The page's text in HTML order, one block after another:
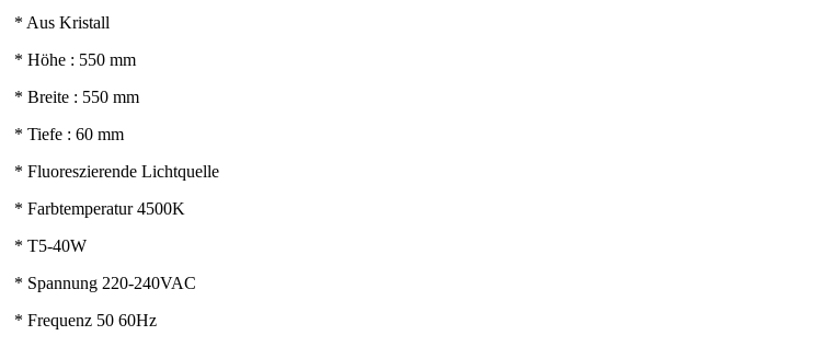
* Aus Kristall
* Höhe : 550 mm
* Breite : 550 mm
* Tiefe : 60 mm
* Fluoreszierende Lichtquelle
* Farbtemperatur 4500K
* T5-40W
* Spannung 220-240VAC
* Frequenz 50 60Hz